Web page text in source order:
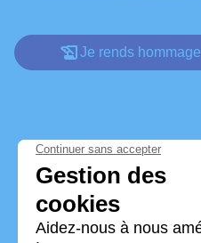
Je rends hommage